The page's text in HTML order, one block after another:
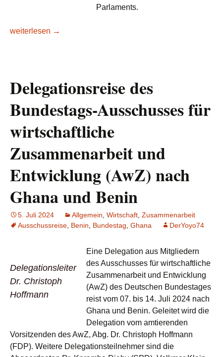
Parlaments.
AFRICAN COURIER stellt die afro-deutschen
weiterlesen →
Delegationsreise des
Bundestags-Ausschusses für
wirtschaftliche
Zusammenarbeit und
Entwicklung (AwZ) nach
Ghana und Benin
5. Juli 2024 Allgemein Wirtschaft Zusammenarbeit
Ausschussreise Benin Bundestag Ghana DerYoyo74
Delegationsleiter
Dr. Christoph
Hoffmann
Eine Delegation aus Mitgliedern
des Ausschusses für wirtschaftliche
Zusammenarbeit und Entwicklung
(AwZ) des Deutschen Bundestages
reist vom 07. bis 14. Juli 2024 nach
Ghana und Benin. Geleitet wird die
Delegation vom amtierenden
Vorsitzenden des AwZ, Abg. Dr. Christoph Hoffmann
(FDP). Weitere Delegationsteilnehmer sind die